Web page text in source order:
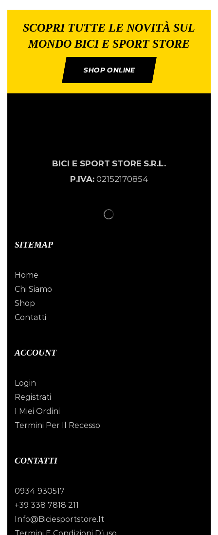
SCOPRI TUTTE LE NOVITÀ SUL
MONDO BICI E SPORT STORE
SHOP ONLINE
BICI E SPORT STORE S.R.L.
P.IVA:02152170854
SITEMAP
Home
Chi Siamo
Shop
Contatti
ACCOUNT
Login
Registrati
I Miei Ordini
Termini Per Il Recesso
CONTATTI
0934 930517
+39 338 7818 211
Info@biciesportstore.it
Termini E Condizioni D’uso